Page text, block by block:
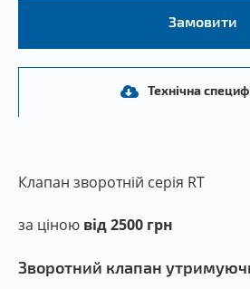
Замовити
Технічна
Клапан зворотній серія RT
за ціною від 2500 грн
Зворотний клапан